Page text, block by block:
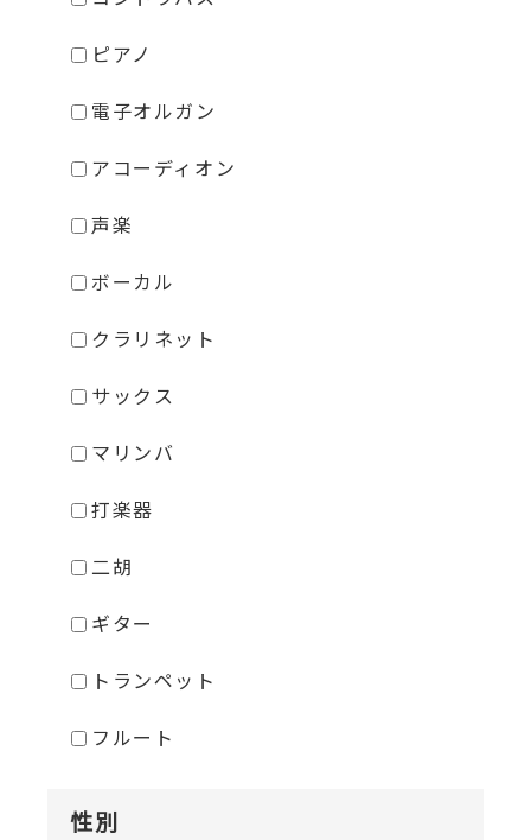
ピアノ
電子オルガン
アコーディオン
声楽
ボーカル
クラリネット
サックス
マリンバ
打楽器
二胡
ギター
トランペット
フルート
性別